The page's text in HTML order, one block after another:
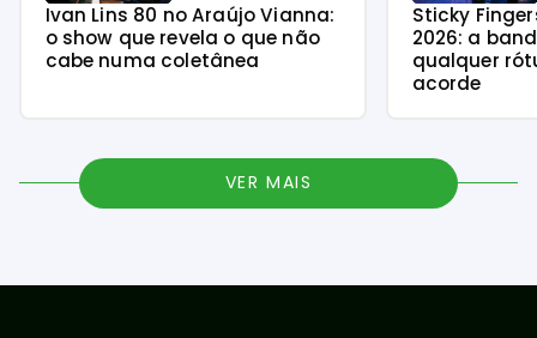
Ivan Lins 80 no Araújo Vianna:
o show que revela o que não
cabe numa coletânea
Sticky
2026: a
qualquer
acorde
VER MAIS